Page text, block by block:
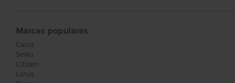
Marcas populares
Casio
Seiko
Citizen
Lorus